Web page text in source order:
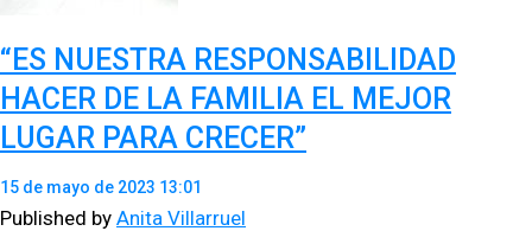
“ES NUESTRA RESPONSABILIDAD
HACER DE LA FAMILIA EL MEJOR
LUGAR PARA CRECER”
15 de mayo de 2023 13:01
Published by Anita Villarruel